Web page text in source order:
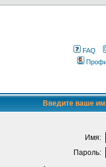
FAQ
Введите ваше
Имя:
Пароль: